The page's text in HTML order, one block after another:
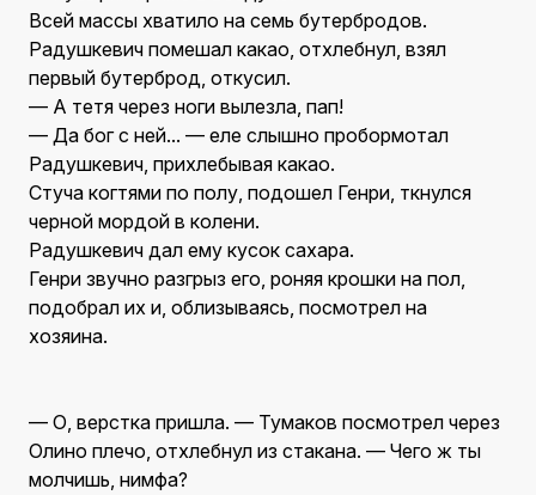
Всей массы хватило на семь бутербродов.
Радушкевич помешал какао, отхлебнул, взял
первый бутерброд, откусил.
— А тетя через ноги вылезла, пап!
— Да бог с ней... — еле слышно пробормотал
Радушкевич, прихлебывая какао.
Стуча когтями по полу, подошел Генри, ткнулся
черной мордой в колени.
Радушкевич дал ему кусок сахара.
Генри звучно разгрыз его, роняя крошки на пол,
подобрал их и, облизываясь, посмотрел на
хозяина.
— О, верстка пришла. — Тумаков посмотрел через
Олино плечо, отхлебнул из стакана. — Чего ж ты
молчишь, нимфа?